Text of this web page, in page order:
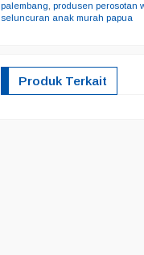
palembang produsen perosotan
seluncuran anak murah papua
Produk Terkait